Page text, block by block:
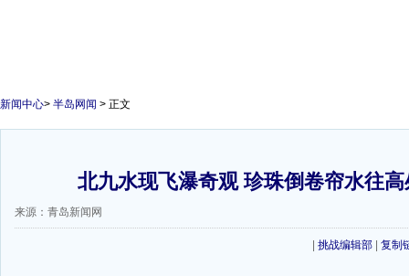
新闻中心> 半岛网闻 > 正文
北九水现飞瀑奇观 珍珠倒卷帘水往
来源：青岛新闻网
挑战编辑部 复制